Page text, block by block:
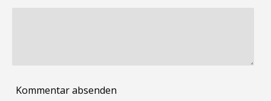
Kommentar absenden